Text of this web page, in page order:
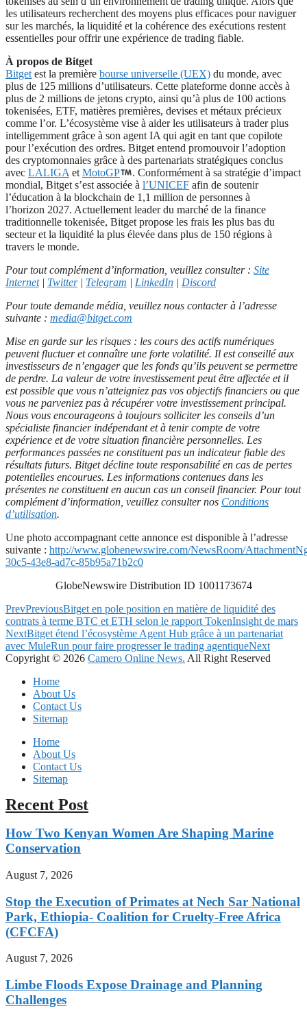
les utilisateurs recherchent des moyens plus efficaces pour naviguer
sur les marchés, la liquidité et la cohérence des exécutions restent
essentielles pour offrir une expérience de trading fiable.
À propos de Bitget
Bitget est la première bourse universelle (UEX) du monde, avec
plus de 125 millions d’utilisateurs. Cette plateforme donne accès à
plus de 2 millions de jetons crypto, ainsi qu’à plus de 100 actions
tokenisées, ETF, matières premières, devises et métaux précieux
comme l’or. L’écosystème vise à aider les utilisateurs à trader plus
intelligemment grâce à son agent IA qui agit en tant que copilote
pour l’exécution des ordres. Bitget entend promouvoir l’adoption
des cryptomonnaies grâce à des partenariats stratégiques conclus
avec LALIGAetMotoGP
. Conformément à sa stratégie d’impact
mondial, Bitget s’est associée à l’UNICEF afin de soutenir
l’éducation à la blockchain de 1,1 million de personnes à
l’horizon 2027. Actuellement leader du marché de la finance
traditionnelle tokenisée, Bitget propose les frais les plus bas du
secteur et la liquidité la plus élevée dans plus de 150 régions à
travers le monde.
Pour tout complément d’information, veuillez consulter : Site
Internet| Twitter| Telegram | LinkedIn | Discord
Pour toute demande média, veuillez nous contacter à l’adresse
suivante : media@bitget.com
Mise en garde sur les risques : les cours des actifs numériques
peuvent fluctuer et connaître une forte volatilité. Il est conseillé aux
investisseurs de n’engager que les fonds qu’ils peuvent se permettre
de perdre. La valeur de votre investissement peut être affectée et il
est possible que vous n’atteigniez pas vos objectifs financiers ou que
vous ne parveniez pas à récupérer votre investissement principal.
Nous vous encourageons à toujours solliciter les conseils d’un
spécialiste financier indépendant et à tenir compte de votre
expérience et de votre situation financière personnelles. Les
performances passées ne constituent pas un indicateur fiable des
résultats futurs. Bitget décline toute responsabilité en cas de pertes
potentielles encourues. Les informations contenues dans les
présentes ne constituent en aucun cas un conseil financier. Pour tout
complément d’information, veuillez consulter nos Conditions
d’utilisation.
Une photo accompagnant cette annonce est disponible à l’adresse
suivante : http://www.globenewswire.com/NewsRoom/
30c5-43e8-ad7c-85b95a71b2c0
GlobeNewswire Distribution ID 1001173674
PrevPreviousBitget en pole position en matière de liquidité des
contrats à terme BTC et ETH selon le rapport TokenInsight de mars
NextBitget étend l’écosystème Agent Hub grâce à un partenariat
avec MuleRun pour faire progresser le trading agentiqueNext
Copyright © 2026 Camero Online News. All Right Reserved
Home
About Us
Contact Us
Sitemap
Home
About Us
Contact Us
Sitemap
Recent Post
How Two Kenyan Women Are Shaping Marine
Conservation
August 7, 2026
Stop the Execution of Primates at Nech Sar National
Park, Ethiopia- Coalition for Cruelty-Free Africa
(CFCFA)
August 7, 2026
Limbe Floods Expose Drainage and Planning
Challenges